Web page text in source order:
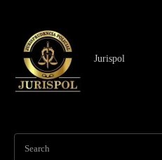
Jurispol
Search